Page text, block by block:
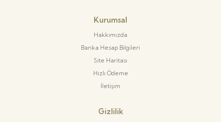
Kurumsal
Hakkımızda
Banka Hesap Bilgileri
Site Haritası
Hızlı Ödeme
İletişim
Gizlilik